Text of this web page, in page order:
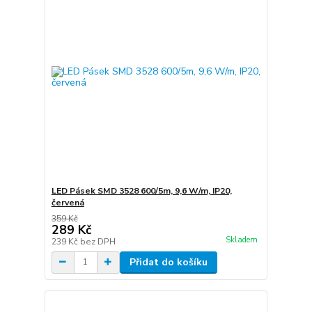
LED Pásek SMD 3528 600/5m, 9,6 W/m, IP20,
červená
359 Kč
289 Kč
239 Kč bez DPH Skladem
Přidat do košíku